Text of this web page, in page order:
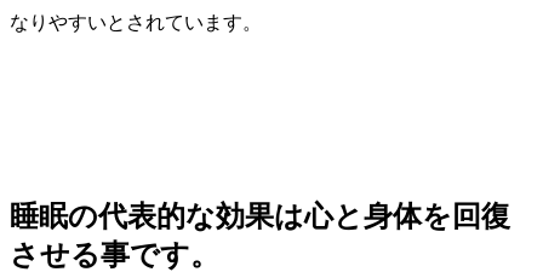
なりやすいとされています。
睡眠の代表的な効果は心と身体を回復
させる事です。